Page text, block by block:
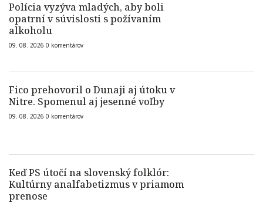
Polícia vyzýva mladých, aby boli
opatrní v súvislosti s požívaním
alkoholu
09. 08. 2026 0 komentárov
Fico prehovoril o Dunaji aj útoku v
Nitre. Spomenul aj jesenné voľby
09. 08. 2026 0 komentárov
Keď PS útočí na slovenský folklór:
Kultúrny analfabetizmus v priamom
prenose